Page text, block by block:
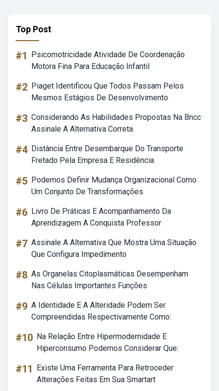
Top Post
#1
Psicomotricidade Atividade De Coordenação
Motora Fina Para Educação Infantil
#2 Piaget Identificou Que Todos Passam Pelos
Mesmos Estágios De Desenvolvimento
#3 Considerando As Habilidades Propostas Na Bncc
Assinale A Alternativa Correta
#4 Distância Entre Desembarque Do Transporte
Fretado Pela Empresa E Residência
#5 Podemos Definir Mudança Organizacional Como
Um Conjunto De Transformações
#6 Livro De Práticas E Acompanhamento Da
Aprendizagem A Conquista Professor
#7 Assinale A Alternativa Que Mostra Uma Situação
Que Configura Impedimento
#8 As Organelas Citoplasmáticas Desempenham
Nas Células Importantes Funções
#9 A Identidade E A Alteridade Podem Ser
Compreendidas Respectivamente Como:
#10 Na Relação Entre Hipermodernidade E
Hiperconsumo Podemos Considerar Que:
#11
Existe Uma Ferramenta Para Retroceder
Alterações Feitas Em Sua Smartart